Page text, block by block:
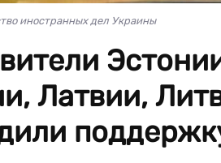
иностранных дел Украины
Латвии,